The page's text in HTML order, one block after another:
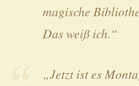
magische
Das weiß ich.“
„Jetzt ist es